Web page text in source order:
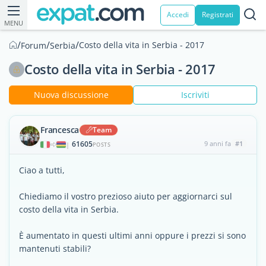
MENU
Accedi Registrati
/Forum/Serbia/Costo della vita in Serbia - 2017
Costo della vita in Serbia - 2017
Nuova discussione Iscriviti
Francesca Team
| 61605POSTS 9 anni fa #1
Ciao a tutti,
Chiediamo il vostro prezioso aiuto per aggiornarci sul
costo della vita in Serbia.
È aumentato in questi ultimi anni oppure i prezzi si sono
mantenuti stabili?